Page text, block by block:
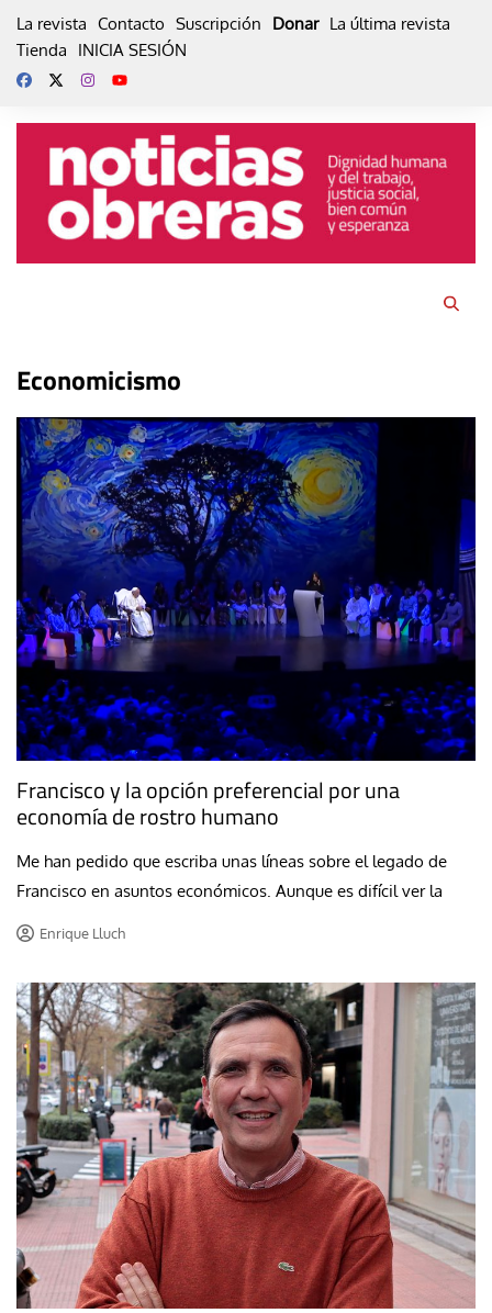
La revista Contacto Suscripción Donar La última revista
Tienda
INICIA SESIÓN
Economicismo
Francisco y la opción preferencial por una
economía de rostro humano
Me han pedido que escriba unas líneas sobre el legado de
Francisco en asuntos económicos. Aunque es difícil ver la
Enrique Lluch